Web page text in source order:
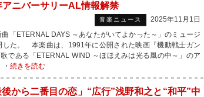
ニバーサリーAL情報解禁
音楽ニュース
2025年11月1日
「ETERNAL DAYS ～あなたがいてよかった～」のミュージ
した。 本楽曲は、1991年に公開された映画『機動戦士ガン
である「ETERNAL WIND ～ほほえみは光る風の中～」のア
続きを読む
後から二番目の恋」“広行”浅野和之と“和平”中